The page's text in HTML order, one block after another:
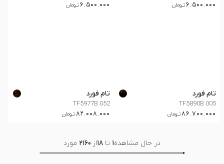
6.500.000تــومان
6.500.000تــومان
تام فورد
TF5890B 005
86.700.000تــومان
تام فورد
TF5977B 052
82.008.000تــومان
در حال مشاهده1 تا 18از 2160 مورد